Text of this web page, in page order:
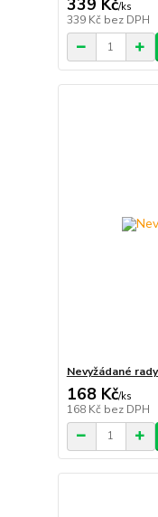
339 Kč/ks
339 Kč bez DPH
Nevyžádané
168 Kč/ks
168 Kč bez DPH